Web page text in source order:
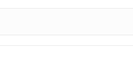
список организаций,
относящихся к